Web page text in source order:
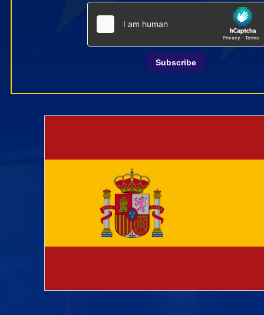
Subscribe